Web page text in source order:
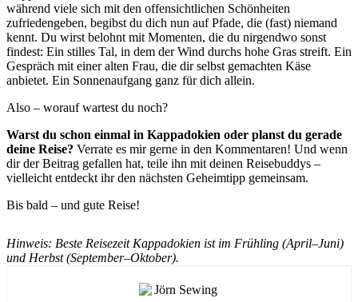
während viele sich mit den offensichtlichen Schönheiten
zufriedengeben, begibst du dich nun auf Pfade, die (fast) niemand
kennt. Du wirst belohnt mit Momenten, die du nirgendwo sonst
findest: Ein stilles Tal, in dem der Wind durchs hohe Gras streift. Ein
Gespräch mit einer alten Frau, die dir selbst gemachten Käse
anbietet. Ein Sonnenaufgang ganz für dich allein.
Also – worauf wartest du noch?
Warst du schon einmal in Kappadokien oder planst du gerade
deine Reise? Verrate es mir gerne in den Kommentaren! Und wenn
dir der Beitrag gefallen hat, teile ihn mit deinen Reisebuddys –
vielleicht entdeckt ihr den nächsten Geheimtipp gemeinsam.
Bis bald – und gute Reise!
Hinweis: Beste Reisezeit Kappadokien ist im Frühling (April–Juni)
und Herbst (September–Oktober).